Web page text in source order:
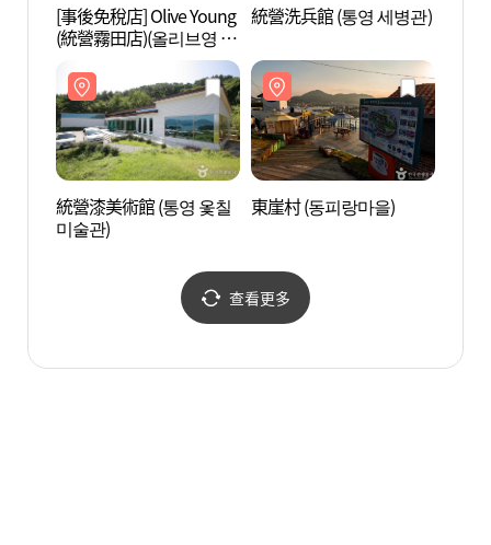
[事後免稅店] Olive Young
(統營霧田店)(올리브영 통
統營洗兵館 (통영 세병관)
統營漆美術館 (통영 옻칠
미술관)
東崖村 (동피랑마을)
查看更多